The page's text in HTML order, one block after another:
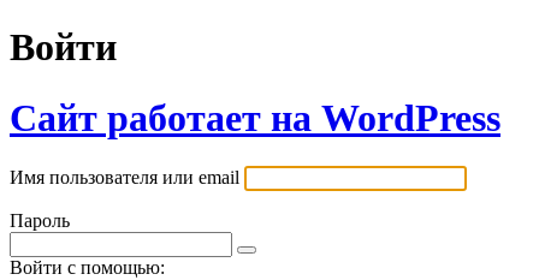
Войти
Сайт работает на WordPress
Имя пользователя или email
Пароль
Войти с помощью: